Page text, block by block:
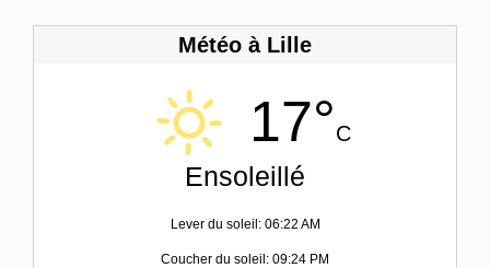
Météo à Lille
17°C
Ensoleillé
Lever du soleil: 06:22 AM
Coucher du soleil: 09:24 PM